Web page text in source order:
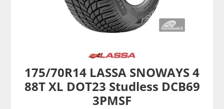
175/70R14 LASSA SNOWAYS 4
88T XL DOT23 Studless DCB69
3PMSF